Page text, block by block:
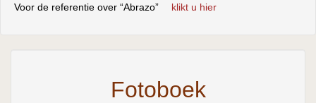
Voor de referentie over “Abrazo” klikt u hier
Fotoboek